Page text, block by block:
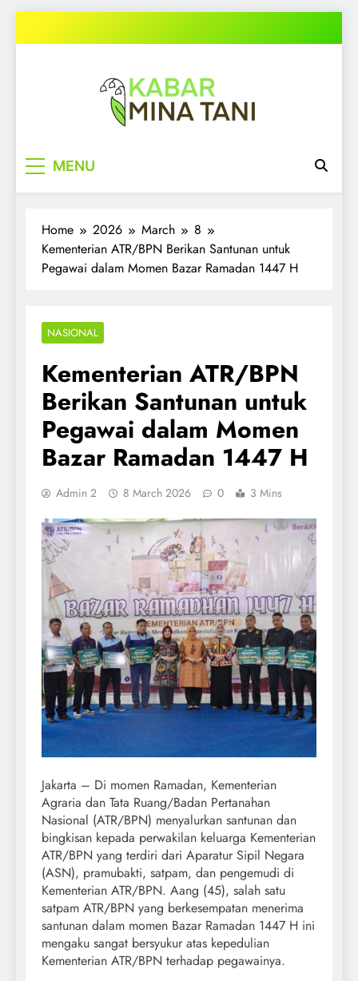
to
MENU
Home 2026 March
8
Kementerian ATR/BPN Berikan Santunan untuk
Pegawai dalam Momen Bazar Ramadan 1447 H
NASIONAL
Kementerian ATR/BPN
Berikan Santunan untuk
Pegawai dalam Momen
Bazar Ramadan 1447 H
Admin 2 8 March 2026 0 3 Mins
Jakarta – Di momen Ramadan, Kementerian
Agraria dan Tata Ruang/Badan Pertanahan
Nasional (ATR/BPN) menyalurkan santunan dan
bingkisan kepada perwakilan keluarga Kementerian
ATR/BPN yang terdiri dari Aparatur Sipil Negara
(ASN), pramubakti, satpam, dan pengemudi di
Kementerian ATR/BPN. Aang (45), salah satu
satpam ATR/BPN yang berkesempatan menerima
santunan dalam momen Bazar Ramadan 1447 H ini
mengaku sangat bersyukur atas kepedulian
Kementerian ATR/BPN terhadap pegawainya.